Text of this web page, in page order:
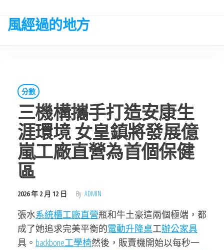
the
風經過的地方
分數
三機構攜手打造安康生
涯環境 女皇鎮將發展億
嵐工廠直營為首個保健
區
2026 年 2 月 12 日 By ADMIN
張水系統櫃工廠直營瓶和牛土豪這兩個極端，都
成了她追求完美平衡的電動升降桌工辦公家具
具。 backbone工學椅然後，販賣機開始以每秒一